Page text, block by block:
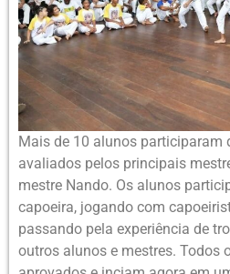
Mais de 10 alunos participaram
avaliados pelos principais
mestre Nando. Os alunos
capoeira, jogando com
passando pela experiência de
outros alunos e mestres. Todos